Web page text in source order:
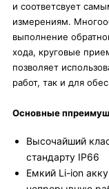
и соответсвует
измерениям.
выполнение
хода, круговые
позволяет
работ, так и для
Основные
Высочайший
стандарту IP66
Емкий Li-ion